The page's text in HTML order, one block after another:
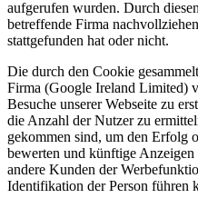
aufgerufen wurden. Durch
betreffende Firma
stattgefunden hat oder nicht.
Die durch den Cookie
Firma (Google Ireland Limited)
Besuche unserer Webseite zu
die Anzahl der Nutzer zu
gekommen sind, um den Erfolg
bewerten und künftige
andere Kunden der
Identifikation der Person führen